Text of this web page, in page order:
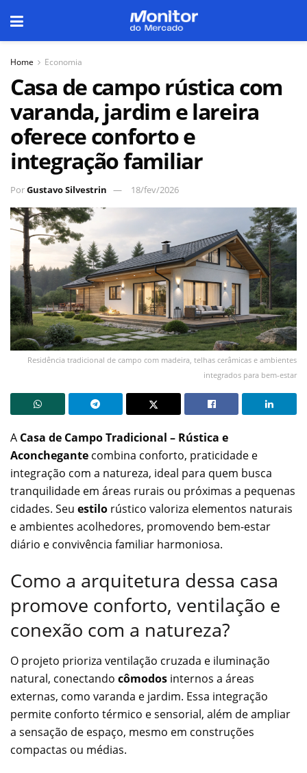
Home Economia
Casa de campo rústica com
varanda, jardim e lareira
oferece conforto e
integração familiar
PorGustavo Silvestrin 18/fev/2026
Residência tradicional de campo com madeira, telhas cerâmicas e ambientes
integrados para bem-estar
A Casa de Campo Tradicional – Rústica e
Aconchegante combina conforto, praticidade e
integração com a natureza, ideal para quem busca
tranquilidade em áreas rurais ou próximas a pequenas
cidades. Seu estilo rústico valoriza elementos naturais
e ambientes acolhedores, promovendo bem-estar
diário e convivência familiar harmoniosa.
Como a arquitetura dessa casa
promove conforto, ventilação e
conexão com a natureza?
O projeto prioriza ventilação cruzada e iluminação
natural, conectando cômodos internos a áreas
externas, como varanda e jardim. Essa integração
permite conforto térmico e sensorial, além de ampliar
a sensação de espaço, mesmo em construções
compactas ou médias.